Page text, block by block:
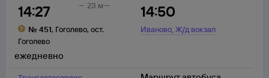
14:27
№ 451, Гоголево, ост.
Гоголево
14:50
Иваново,Ж/д вокзал
23 м
ежедневно